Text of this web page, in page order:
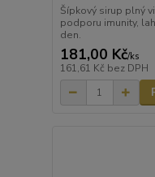
Šípkový sirup plný
podporu imunity,
den.
181,00 Kč/ks
161,61 Kč bez DPH